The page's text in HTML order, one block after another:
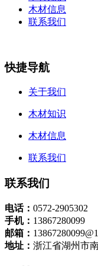
木材信息
联系我们
快捷导航
关于我们
木材知识
木材信息
联系我们
联系我们
电话： 0572-2905302
手机： 13867280099
邮箱：
地址： 浙江省湖州市